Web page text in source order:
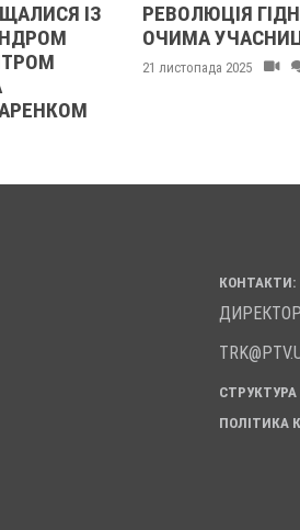
РЕВОЛЮЦІЯ ГІДНОСТІ
ОЧИМА УЧАСНИЦІ
21 листопада 2025 0
КОНТАКТИ:
ПОЛІТИКА